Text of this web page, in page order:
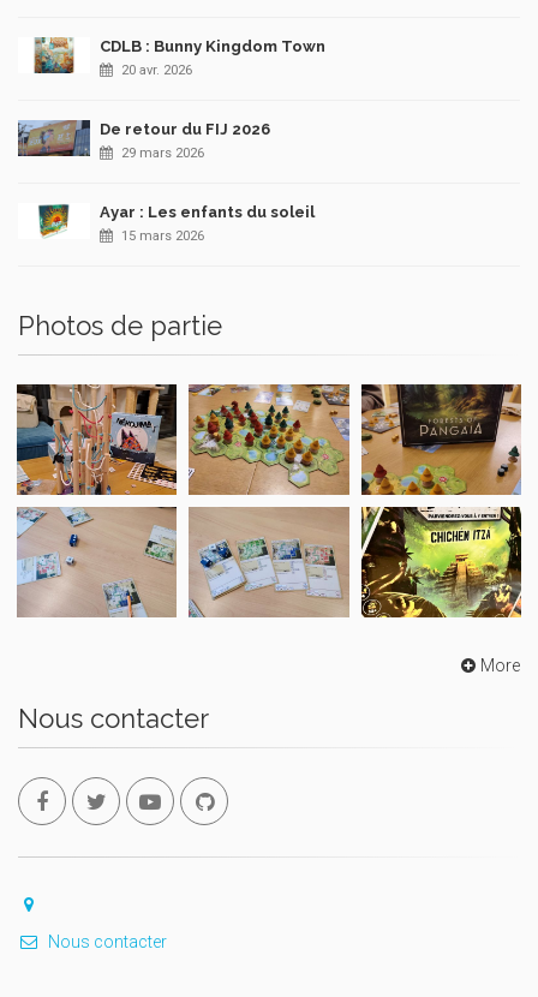
CDLB : Bunny Kingdom Town
20 avr. 2026
De retour du FIJ 2026
29 mars 2026
Ayar : Les enfants du soleil
15 mars 2026
Photos de partie
More
Nous contacter
Nous contacter